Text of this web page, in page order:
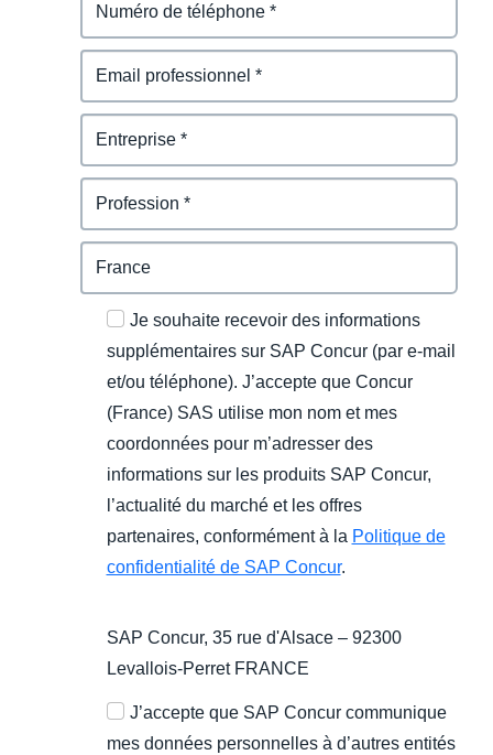
Je souhaite recevoir des informations
supplémentaires sur SAP Concur (par e-mail
et/ou téléphone). J’accepte que Concur
(France) SAS utilise mon nom et mes
coordonnées pour m’adresser des
informations sur les produits SAP Concur,
l’actualité du marché et les offres
partenaires, conformément à la Politique de
confidentialité de SAP Concur.
SAP Concur, 35 rue d'Alsace – 92300
Levallois-Perret FRANCE
J’accepte que SAP Concur communique
mes données personnelles à d’autres entités